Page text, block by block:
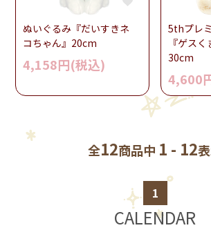
ぬいぐるみ『だいすきネ
コちゃん』20cm
4,158円(税込)
5thプレ
『ゲスく
30cm
4,600
全12商品中 1 - 12
1
CALENDAR